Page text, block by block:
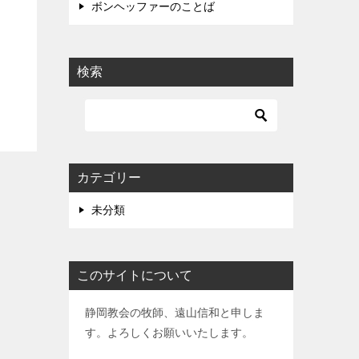
ボンヘッファーのことば
検索
カテゴリー
未分類
このサイトについて
静岡教会の牧師、遠山信和と申しま
す。よろしくお願いいたします。